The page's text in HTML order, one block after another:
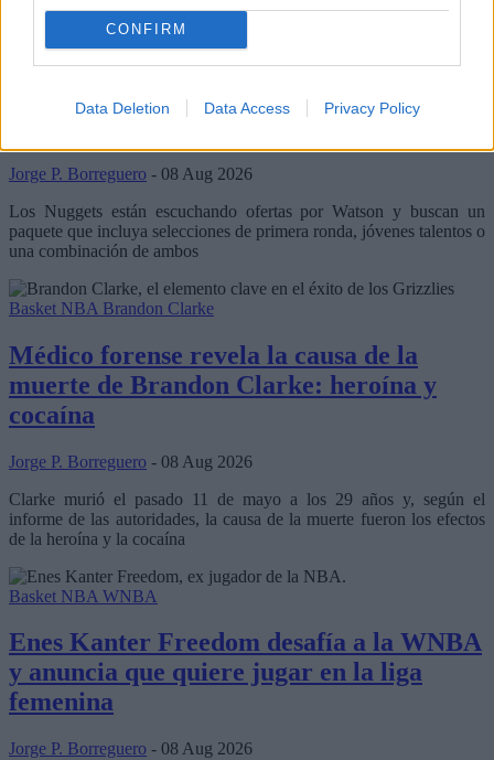
CONFIRM
Data Deletion Data Access Privacy Policy
Últimos artículos
Basket NBAmilwaukee bucks
Los Bucks dudan en pagar este precio a
los Nuggets por Peyton Watson
Jorge P. Borreguero - 08 Aug 2026
Los Nuggets están escuchando ofertas por Watson y buscan un
paquete que incluya selecciones de primera ronda, jóvenes talentos o
una combinación de ambos
Basket NBA Brandon Clarke
Médico forense revela la causa de la
muerte de Brandon Clarke: heroína y
cocaína
Jorge P. Borreguero - 08 Aug 2026
Clarke murió el pasado 11 de mayo a los 29 años y, según el
informe de las autoridades, la causa de la muerte fueron los efectos
de la heroína y la cocaína
Basket NBA WNBA
Enes Kanter Freedom desafía a la WNBA
y anuncia que quiere jugar en la liga
femenina
Jorge P. Borreguero - 08 Aug 2026